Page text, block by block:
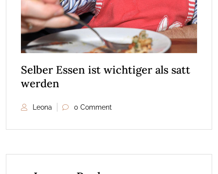
Selber Essen ist wichtiger als satt
werden
Leona 0 Comment